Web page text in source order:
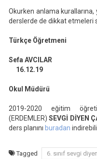
Okurken anlama
derslerde de dikkat etmeleri
Türkçe Öğretmeni
Sefa
16.12.19
Okul Müdürü
2019-2020 eğitim
(ERDEMLER)SEVGİ DİYEN
ders planını buradan
Tagged
6. sınıf sevgi